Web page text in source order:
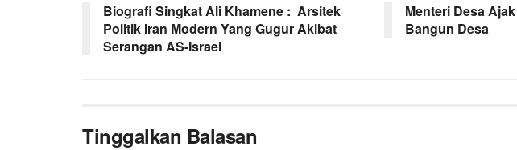
Biografi Singkat Ali Khamene : Arsitek
Politik Iran Modern Yang Gugur Akibat
Serangan AS-Israel
Menteri Desa
Bangun Desa
Tinggalkan Balasan